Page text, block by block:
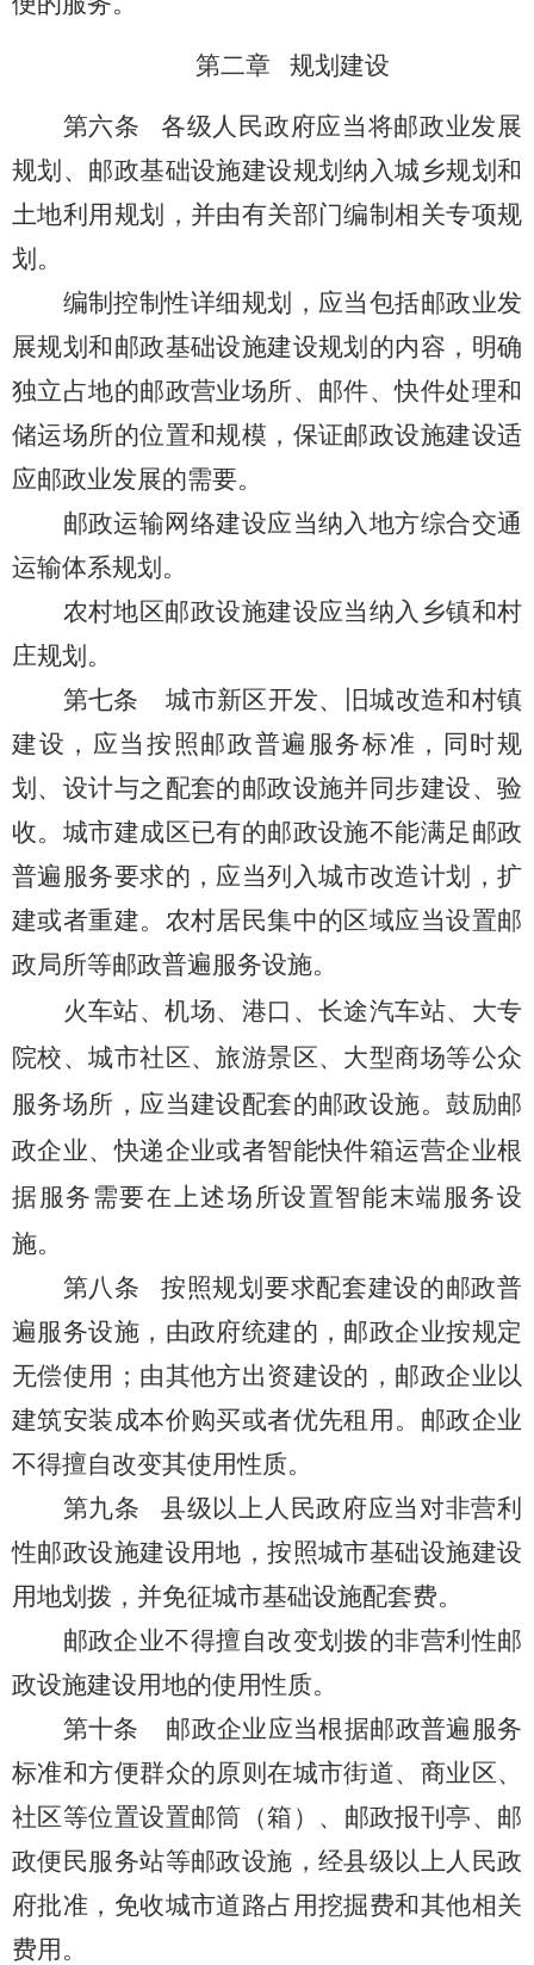
第二章 规划建设
第六条 各级人民政府应当将邮政业发展
规划、邮政基础设施建设规划纳入城乡规划和
土地利用规划，并由有关部门编制相关专项规
划。
编制控制性详细规划，应当包括邮政业发
展规划和邮政基础设施建设规划的内容，明确
独立占地的邮政营业场所、邮件、快件处理和
储运场所的位置和规模，保证邮政设施建设适
应邮政业发展的需要。
邮政运输网络建设应当纳入地方综合交通
运输体系规划。
农村地区邮政设施建设应当纳入乡镇和村
庄规划。
第七条 城市新区开发、旧城改造和村镇
建设，应当按照邮政普遍服务标准，同时规
划、设计与之配套的邮政设施并同步建设、验
收。 城市建成区已有的邮政设施不能满足邮政
普遍服务要求的 ， 应当列入城市改造计划，扩
建或者重建。农村居民集中的区域应当设置邮
政局所等邮政普遍服务设施。
火车站、机场、港口、长途汽车站、大专
院校、城市社区、旅游景区、大型商场等公众
服务场所，应当建设配套的邮政设施。鼓励邮
政企业、快递企业或者智能快件箱运营企业根
据服务需要在上述场所设置智能末端服务设
施。
第八条 按照规划要求配套建设的邮政普
遍服务设施，由政府统建的，邮政企业按规定
无偿使用；由其他方出资建设的，邮政企业以
建筑安装成本价购买或者优先租用。邮政企业
不得擅自改变其使用性质。
第九条 县级以上人民政府应当对非营利
性邮政设施建设用地，按照城市基础设施建设
用地划拨，并免征城市基础设施配套费。
邮政企业不得擅自改变划拨的非营利性邮
政设施建设用地的使用性质。
第十条
邮政企业应当根据邮政普遍服务
标准和方便群众的原则在城市街道、商业区、
社区等位置设置邮筒 （箱 ） 、邮政报刊亭、邮
政便民服务站等邮政设施，经县级以上人民政
府批准，免收城市道路占用挖掘费和其他相关
费用。